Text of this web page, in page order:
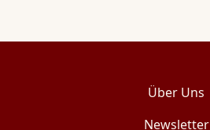
Über Uns
Newsletter